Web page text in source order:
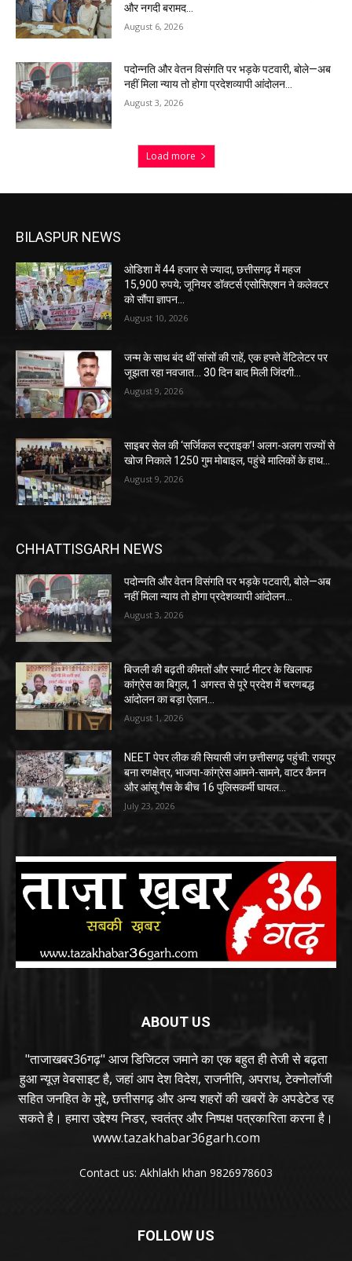
और नगदी बरामद…
August 6, 2026
पदोन्नति और वेतन विसंगति पर भड़के पटवारी, बोले—अब
नहीं मिला न्याय तो होगा प्रदेशव्यापी आंदोलन…
August 3, 2026
Load more
BILASPUR NEWS
ओडिशा में 44 हजार से ज्यादा, छत्तीसगढ़ में महज
15,900 रुपये; जूनियर डॉक्टर्स एसोसिएशन ने कलेक्टर
को सौंपा ज्ञापन…
August 10, 2026
जन्म के साथ बंद थीं सांसों की राहें, एक हफ्ते वेंटिलेटर पर
जूझता रहा नवजात… 30 दिन बाद मिली जिंदगी…
August 9, 2026
साइबर सेल की ‘सर्जिकल स्ट्राइक’! अलग-अलग राज्यों से
खोज निकाले 1250 गुम मोबाइल, पहुंचे मालिकों के हाथ…
August 9, 2026
CHHATTISGARH NEWS
पदोन्नति और वेतन विसंगति पर भड़के पटवारी, बोले—अब
नहीं मिला न्याय तो होगा प्रदेशव्यापी आंदोलन…
August 3, 2026
बिजली की बढ़ती कीमतों और स्मार्ट मीटर के खिलाफ
कांग्रेस का बिगुल, 1 अगस्त से पूरे प्रदेश में चरणबद्ध
आंदोलन का बड़ा ऐलान…
August 1, 2026
NEET पेपर लीक की सियासी जंग छत्तीसगढ़ पहुंची: रायपुर
बना रणक्षेत्र, भाजपा-कांग्रेस आमने-सामने, वाटर कैनन
और आंसू गैस के बीच 16 पुलिसकर्मी घायल…
July 23, 2026
ABOUT US
"ताजाखबर36गढ़" आज डिजिटल जमाने का एक बहुत ही तेजी से बढ़ता
हुआ न्यूज़ वेबसाइट है, जहां आप देश विदेश, राजनीति, अपराध, टेक्नोलॉजी
सहित जनहित के मुद्दे, छत्तीसगढ़ और अन्य शहरों की खबरों के अपडेटेड रह
सकते है। हमारा उद्देश्य निडर, स्वतंत्र और निष्पक्ष पत्रकारिता करना है।
www.tazakhabar36garh.com
Contact us: Akhlakh khan 9826978603
FOLLOW US